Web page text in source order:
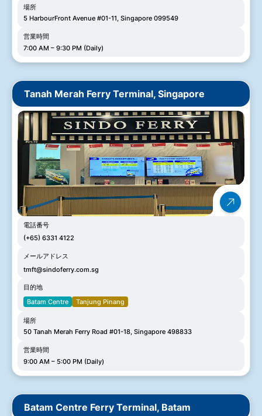
場所
5 HarbourFront Avenue #01-11, Singapore 099549
営業時間
7:00 AM – 9:30 PM (Daily)
Tanah Merah Ferry Terminal, Singapore
電話番号
(+65) 6331 4122
メールアドレス
tmft@sindoferry.com.sg
目的地
Batam Centre
Tanjung Pinang
場所
50 Tanah Merah Ferry Road #01-18, Singapore 498833
営業時間
9:00 AM – 5:00 PM (Daily)
Batam Centre Ferry Terminal, Batam